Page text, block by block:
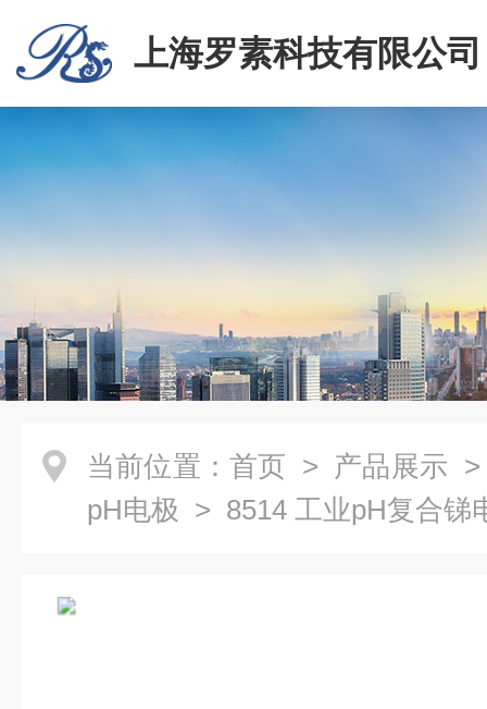
上海罗素科技有限公司
当前位置： 首页 > 产品展示
pH电极 > 8514 工业pH复合锑